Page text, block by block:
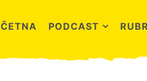
PODCAST